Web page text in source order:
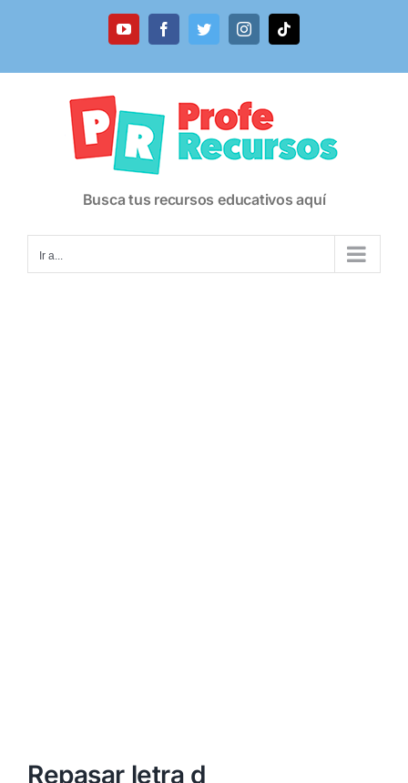
YouTubeFacebookTwitterInstagramTiktok
Busca tus recursos educativos aquí
Ir a...
Repasar letra d